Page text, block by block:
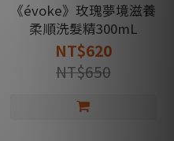
《évoke》玫瑰夢境滋養
柔順洗髮精300mL
NT$620
NT$650